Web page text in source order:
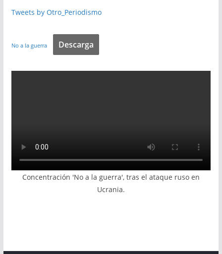
Tweets by Otro_Periodismo
No a la guerra Descarga
Concentración 'No a la guerra', tras el ataque ruso en
Ucrania.